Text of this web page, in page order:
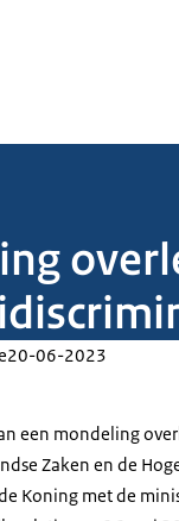
20-06-2023
een mondeling
Zaken en de
Koning met de